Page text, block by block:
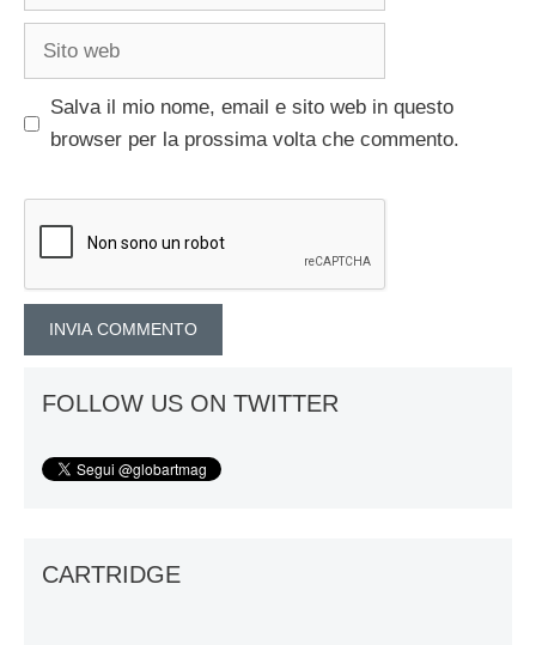
Sito
Salva il mio nome, email e sito web in questo
browser per la prossima volta che commento.
FOLLOW US ON TWITTER
CARTRIDGE